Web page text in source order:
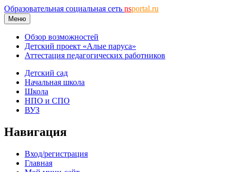
Образовательная социальная сеть nsportal.ru
Меню
Обзор возможностей
Детский проект «Алые паруса»
Аттестация педагогических работников
Детский сад
Начальная школа
Школа
НПО и СПО
ВУЗ
Навигация
Вход/регистрация
Главная